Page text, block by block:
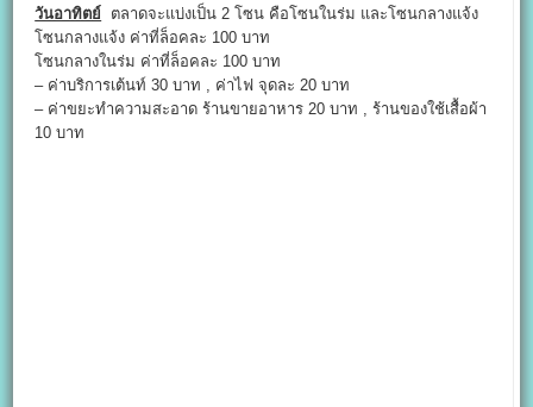
วันอาทิตย์ ตลาดจะแบ่งเป็น 2 โซน คือโซนในร่ม และโซนกลางแจ้ง
โซนกลางแจ้ง ค่าที่ล็อคละ 100 บาท
โซนกลางในร่ม ค่าที่ล็อคละ 100 บาท
– ค่าบริการเต้นท์ 30 บาท , ค่าไฟ จุดละ 20 บาท
– ค่าขยะทำความสะอาด ร้านขายอาหาร 20 บาท , ร้านของใช้เสื้อผ้า
10 บาท